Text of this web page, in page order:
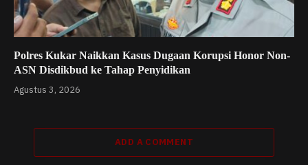
Polres Kukar Naikkan Kasus Dugaan Korupsi Honor Non-
ASN Disdikbud ke Tahap Penyidikan
Agustus 3, 2026
ADD A COMMENT